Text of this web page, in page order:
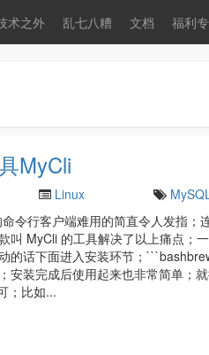
术之外 乱七八糟 文档 福利
MyCli
Linux
令行客户端难用的简直令人发指；
叫 MyCli 的工具解决了以上痛点；
的话下面进入安装环节；
安装完成后使用起来也非常简单；
；比如...